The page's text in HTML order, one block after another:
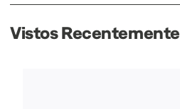
Vistos Recentemente